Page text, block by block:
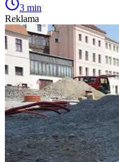
3 min
Reklama